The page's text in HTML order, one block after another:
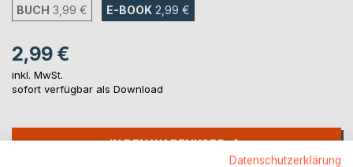
BUCH 3,99 € E-BOOK 2,99 €
2,99 €
inkl. MwSt.
sofort verfügbar als Download
IN DEN WARENKORB
Datenschutzerklärung